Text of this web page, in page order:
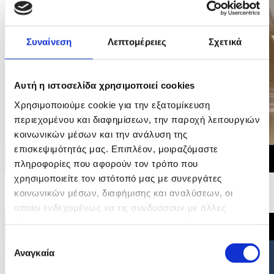
Συναίνεση Λεπτομέρειες Σχετικά
Αυτή η ιστοσελίδα χρησιμοποιεί cookies
Χρησιμοποιούμε cookie για την εξατομίκευση
περιεχομένου και διαφημίσεων, την παροχή λειτουργιών
κοινωνικών μέσων και την ανάλυση της
επισκεψιμότητάς μας. Επιπλέον, μοιραζόμαστε
πληροφορίες που αφορούν τον τρόπο που
χρησιμοποιείτε τον ιστότοπό μας με συνεργάτες
κοινωνικών μέσων, διαφήμισης και αναλύσεων, οι
οποίοι ενδεχομένως να τις συνδυάσουν με άλλες
των υπηρεσιών τους.
συγκατάθεσης
Αναγκαία
29/06/2026 20:35
Δήλωση του Υπουργού Εσωτερικών για την υιοθέτηση
Συμπερασμάτων Συμβουλίου για τη Στέγαση